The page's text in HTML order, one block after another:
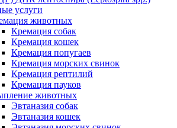
услуги
животных
Кремация собак
Кремация кошек
Кремация попугаев
Кремация морских свинок
Кремация рептилий
Кремация пауков
животных
Эвтаназия собак
Эвтаназия кошек